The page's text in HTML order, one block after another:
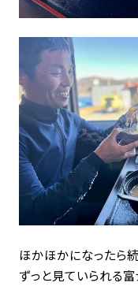
ほかほかになったら
ずっと見ていられる富